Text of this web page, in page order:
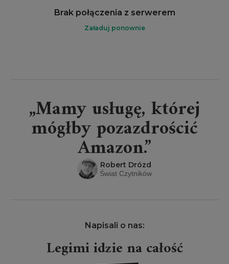
Brak połączenia z serwerem
Załaduj ponownie
„Mamy usługę, której
mógłby pozazdrościć
Amazon.”
Robert Drózd
Świat Czytników
Napisali o nas:
Legimi idzie na całość